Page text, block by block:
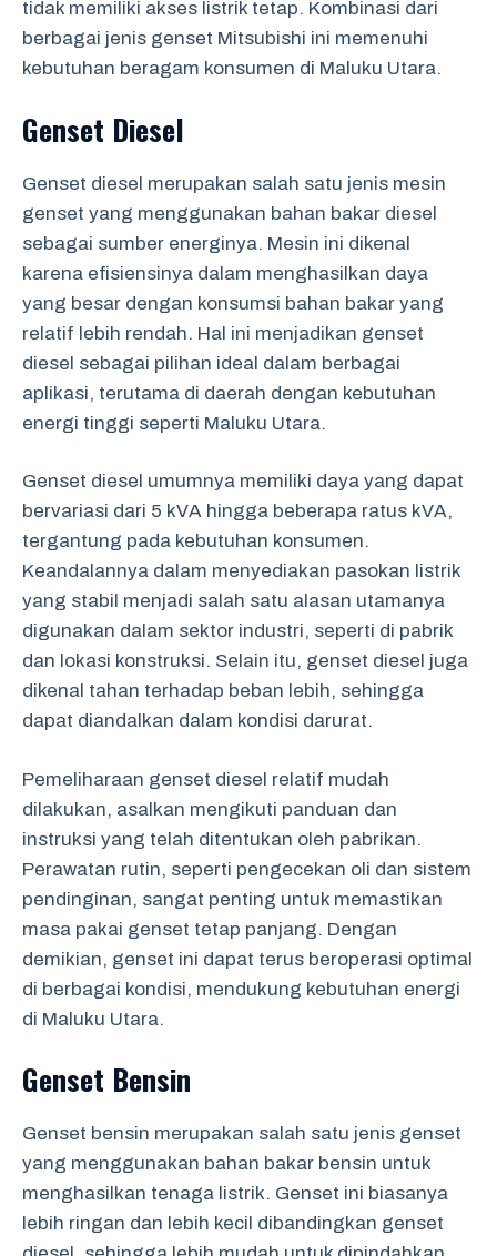
tidak memiliki akses listrik tetap. Kombinasi dari
berbagai jenis genset Mitsubishi ini memenuhi
kebutuhan beragam konsumen di Maluku Utara.
Genset Diesel
Genset diesel merupakan salah satu jenis mesin
genset yang menggunakan bahan bakar diesel
sebagai sumber energinya. Mesin ini dikenal
karena efisiensinya dalam menghasilkan daya
yang besar dengan konsumsi bahan bakar yang
relatif lebih rendah. Hal ini menjadikan genset
diesel sebagai pilihan ideal dalam berbagai
aplikasi, terutama di daerah dengan kebutuhan
energi tinggi seperti Maluku Utara.
Genset diesel umumnya memiliki daya yang dapat
bervariasi dari 5 kVA hingga beberapa ratus kVA,
tergantung pada kebutuhan konsumen.
Keandalannya dalam menyediakan pasokan listrik
yang stabil menjadi salah satu alasan utamanya
digunakan dalam sektor industri, seperti di pabrik
dan lokasi konstruksi. Selain itu, genset diesel juga
dikenal tahan terhadap beban lebih, sehingga
dapat diandalkan dalam kondisi darurat.
Pemeliharaan genset diesel relatif mudah
dilakukan, asalkan mengikuti panduan dan
instruksi yang telah ditentukan oleh pabrikan.
Perawatan rutin, seperti pengecekan oli dan sistem
pendinginan, sangat penting untuk memastikan
masa pakai genset tetap panjang. Dengan
demikian, genset ini dapat terus beroperasi optimal
di berbagai kondisi, mendukung kebutuhan energi
di Maluku Utara.
Genset Bensin
Genset bensin merupakan salah satu jenis genset
yang menggunakan bahan bakar bensin untuk
menghasilkan tenaga listrik. Genset ini biasanya
lebih ringan dan lebih kecil dibandingkan genset